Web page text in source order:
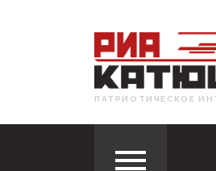
ПАТРИОТИЧЕСКОЕ